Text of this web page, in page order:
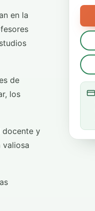
en la
de
los
docente y
valiosa